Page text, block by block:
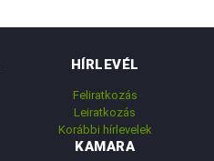
HÍRLEVÉL
Feliratkozás
Leiratkozás
Korábbi hírlevelek
KAMARA